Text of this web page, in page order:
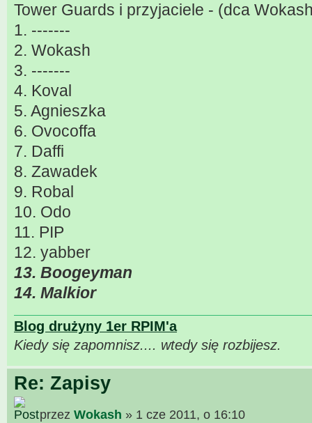
Tower Guards i przyjaciele - (dca
1. -------
2. Wokash
3. -------
4. Koval
5. Agnieszka
6. Ovocoffa
7. Daffi
8. Zawadek
9. Robal
10. Odo
11. PIP
12. yabber
13. Boogeyman
14. Malkior
Blog drużyny 1er RPIM'a
Kiedy się zapomnisz.... wtedy się rozbijesz.
Re: Zapisy
przez Wokash » 1 cze 2011, o 16:10